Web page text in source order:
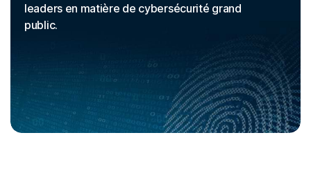
leaders en matière de cybersécurité grand
public.